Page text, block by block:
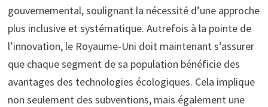
gouvernemental, soulignant la nécessité d’une approche
plus inclusive et systématique. Autrefois à la pointe de
l’innovation, le Royaume-Uni doit maintenant s’assurer
que chaque segment de sa population bénéficie des
avantages des technologies écologiques. Cela implique
non seulement des subventions, mais également une